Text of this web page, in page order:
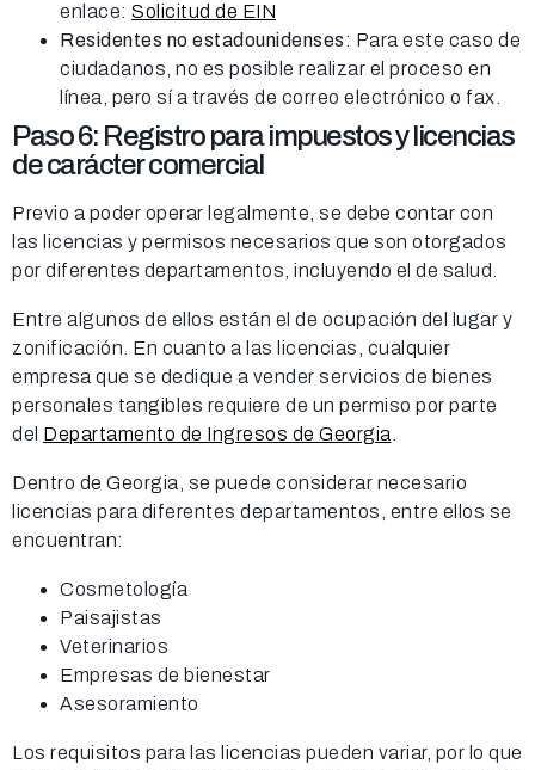
enlace: Solicitud de EIN
Residentes no estadounidenses: Para este caso de
ciudadanos, no es posible realizar el proceso en
línea, pero sí a través de correo electrónico o fax.
Paso 6: Registro para impuestos y licencias
de carácter comercial
Previo a poder operar legalmente, se debe contar con
las licencias y permisos necesarios que son otorgados
por diferentes departamentos, incluyendo el de salud.
Entre algunos de ellos están el de ocupación del lugar y
zonificación. En cuanto a las licencias, cualquier
empresa que se dedique a vender servicios de bienes
personales tangibles requiere de un permiso por parte
del Departamento de Ingresos de Georgia
Dentro de Georgia, se puede considerar necesario
licencias para diferentes departamentos, entre ellos se
encuentran:
Cosmetología
Paisajistas
Veterinarios
Empresas de bienestar
Asesoramiento
Los requisitos para las licencias pueden variar, por lo que